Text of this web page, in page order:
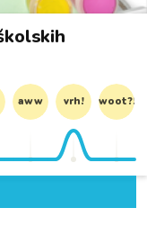
aww vrh! woot?!